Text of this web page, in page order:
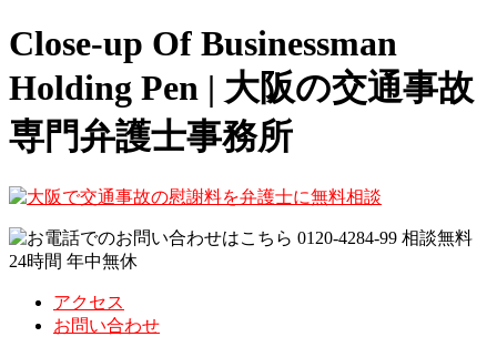
Close-up Of Businessman
Holding Pen | 大阪の交通事故
専門弁護士事務所
アクセス
お問い合わせ